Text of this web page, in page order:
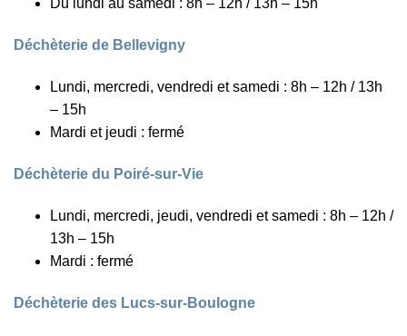
Du lundi au samedi : 8h – 12h / 13h – 15h
Déchèterie de Bellevigny
Lundi, mercredi, vendredi et samedi : 8h – 12h / 13h
– 15h
Mardi et jeudi : fermé
Déchèterie du Poiré-sur-Vie
Lundi, mercredi, jeudi, vendredi et samedi : 8h – 12h /
13h – 15h
Mardi : fermé
Déchèterie des Lucs-sur-Boulogne